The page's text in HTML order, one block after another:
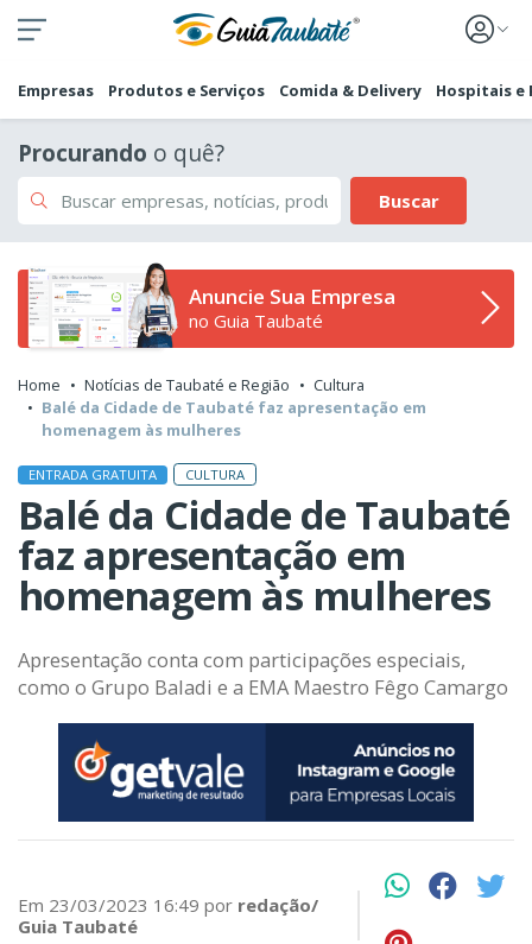
Empresas Produtos e Serviços Comida & Delivery Hospitais e
Procurando o quê?
Buscar
Anuncie Sua Empresa
no Guia Taubaté
Home Notícias de Taubaté e Região
Cultura
Balé da Cidade de Taubaté faz apresentação em
homenagem às mulheres
ENTRADA GRATUITA CULTURA
Balé da Cidade de Taubaté
faz apresentação em
homenagem às mulheres
Apresentação conta com participações especiais,
como o Grupo Baladi e a EMA Maestro Fêgo Camargo
Em 23/03/2023 16:49 por redação/
Guia Taubaté